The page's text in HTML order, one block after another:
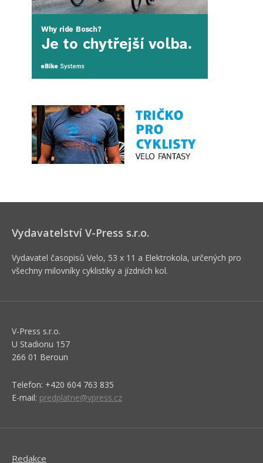
Vydavatelství V-Press s.r.o.
Vydavatel časopisů Velo, 53 x 11 a Elektrokola, určených pro
všechny milovníky cyklistiky a jízdních kol.
V-Press s.r.o.
U Stadionu 157
266 01 Beroun
Telefon: +420 604 763 835
E-mail: predplatne@vpress.cz
Redakce